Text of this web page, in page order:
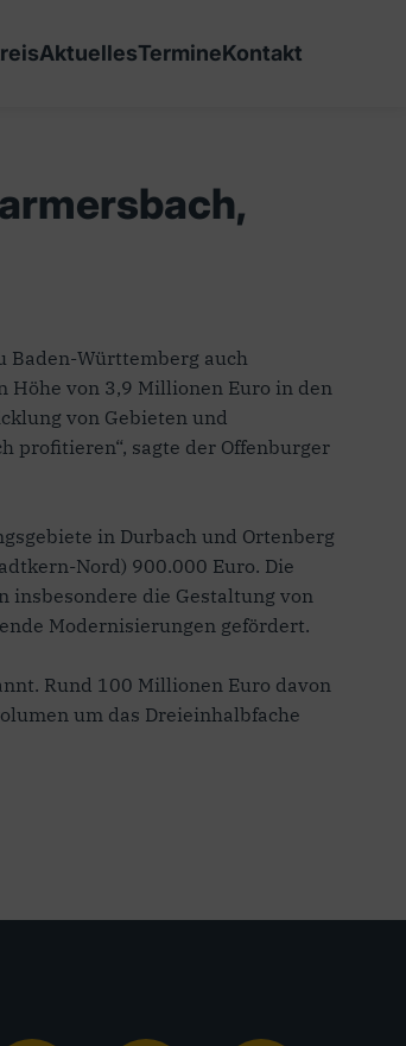
AktuellesTermineKontakt
Baden-Württemberg auch
Höhe von 3,9 Millionen Euro in den
von Gebieten und
profitieren“, sagte der Offenburger
in Durbach und Ortenberg
Nord) 900.000 Euro. Die
insbesondere die Gestaltung von
Modernisierungen gefördert.
Rund 100 Millionen Euro davon
um das Dreieinhalbfache